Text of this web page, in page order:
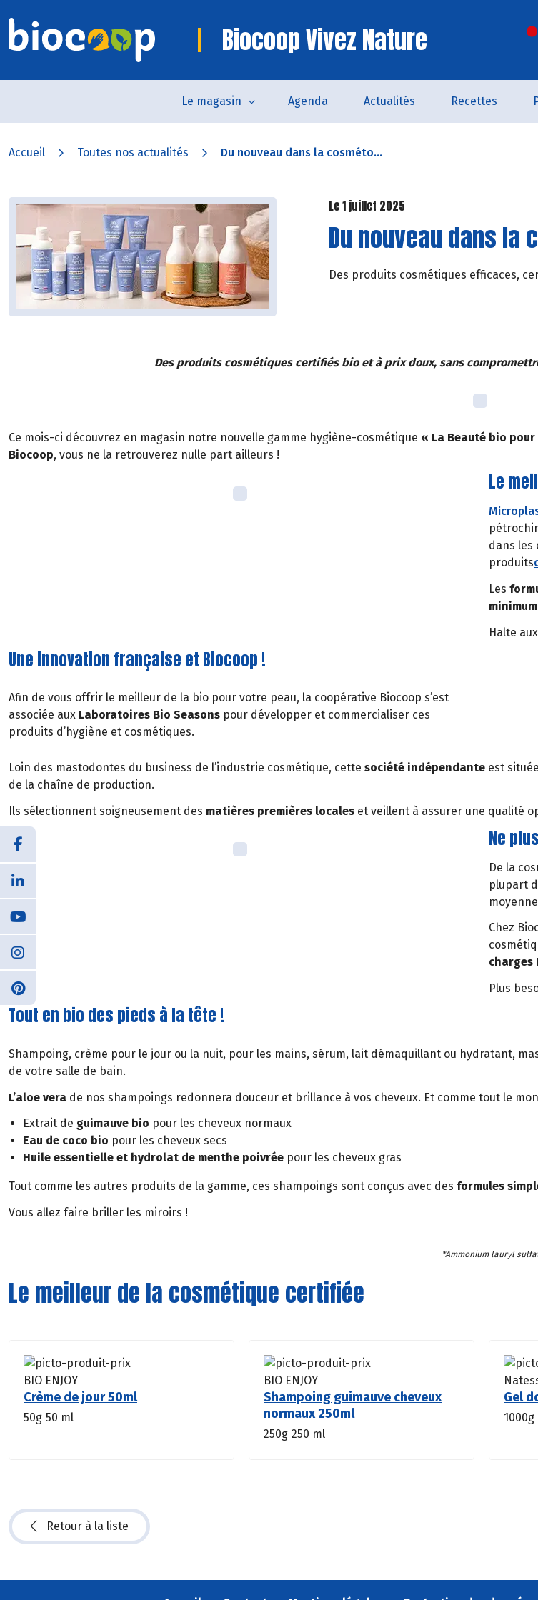
Biocoop Vivez Nature
Le magasin Agenda Actualités Recettes
Accueil Toutes nos actualités Du nouveau dans la cosméto...
Le 1 juillet 2025
Du nouveau dans la
Des produits cosmétiques efficaces,
Des produits cosmétiques certifiés bio et à prix doux, sans
Ce mois-ci découvrez en magasin notre nouvelle gamme hygiène-cosmétique « La Beauté bio pour
Biocoop, vous ne la retrouverez nulle part ailleurs !
Le
dans les
produits
Les
Halte
Une innovation française et Biocoop !
Afin de vous offrir le meilleur de la bio pour votre peau, la coopérative Biocoop s’est
associée aux Laboratoires Bio Seasons pour développer et commercialiser ces
produits d’hygiène et cosmétiques.
Loin des mastodontes du business de l’industrie cosmétique, cette société indépendante est
de la chaîne de production.
Ils sélectionnent soigneusement des matières premières locales et veillent à assurer une qualité
Ne
De la
plupart
Chez
charges
Plus
Tout en bio des pieds à la tête !
Shampoing, crème pour le jour ou la nuit, pour les mains, sérum, lait démaquillant ou hydratant,
de votre salle de bain.
L’aloe vera de nos shampoings redonnera douceur et brillance à vos cheveux. Et comme tout le
Extrait de guimauve bio pour les cheveux normaux
Eau de coco bio pour les cheveux secs
Huile essentielle et hydrolat de menthe poivrée pour les cheveux gras
Tout comme les autres produits de la gamme, ces shampoings sont conçus avec des formules
Vous allez faire briller les miroirs !
*Ammonium lauryl
Le meilleur de la cosmétique certifiée
BIO ENJOY
Crème de jour 50ml
50g 50 ml
BIO ENJOY
Shampoing guimauve cheveux
normaux 250ml
250g 250 ml
Gel
1000g
Retour à la liste